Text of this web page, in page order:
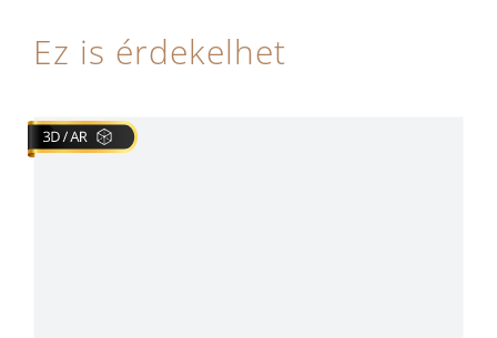
Ez is érdekelhet